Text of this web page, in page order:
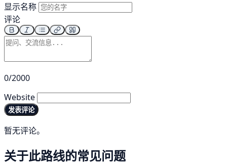
显示名称
评论
0/2000
Website
发表评论
暂无评论。
关于此路线的常见问题